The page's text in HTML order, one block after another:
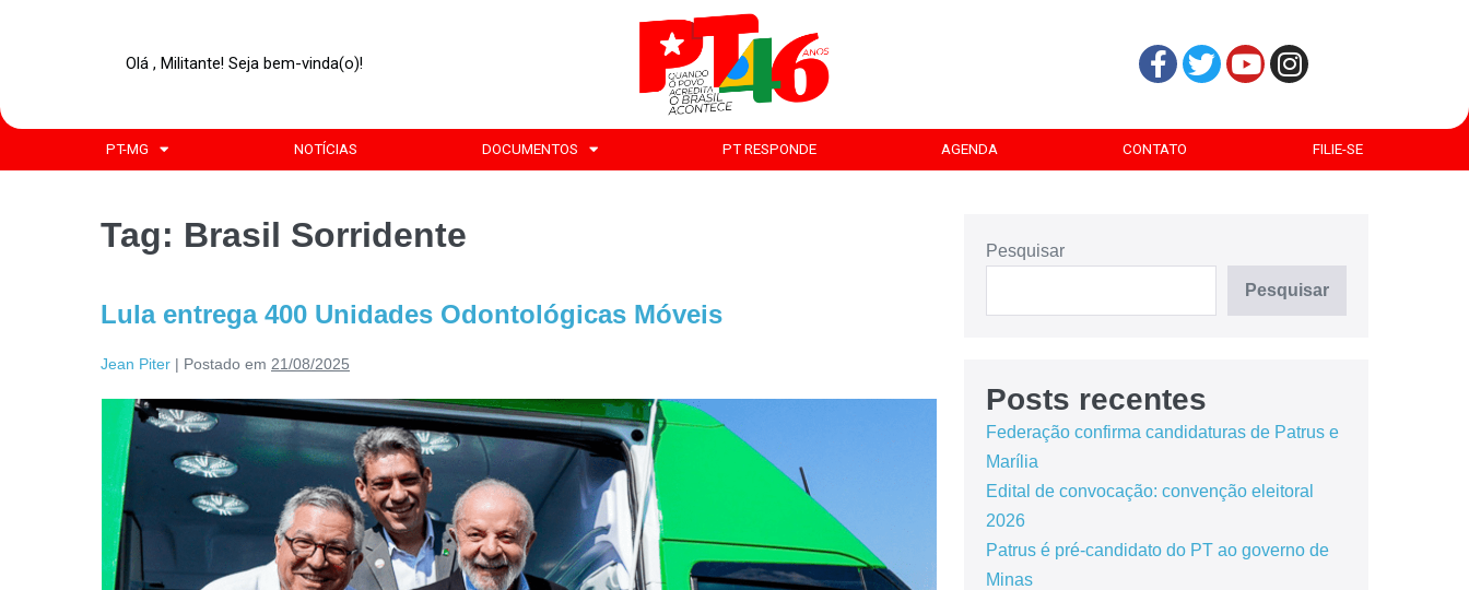
Olá , Militante! Seja bem-vinda(o)!
PT-MG NOTÍCIAS DOCUMENTOS PT RESPONDE AGENDA CONTATO FILIE-SE
Tag: Brasil Sorridente
Lula entrega 400 Unidades Odontológicas Móveis
Jean Piter | Postado em 21/08/2025
Pesquisar
Pesquisar
Posts recentes
Federação confirma candidaturas de Patrus e
Marília
Edital de convocação: convenção eleitoral
2026
Patrus é pré-candidato do PT ao governo de
Minas